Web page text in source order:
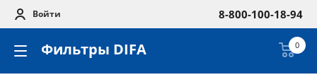
Войти 8-800-100-18-94
Фильтры DIFA 0